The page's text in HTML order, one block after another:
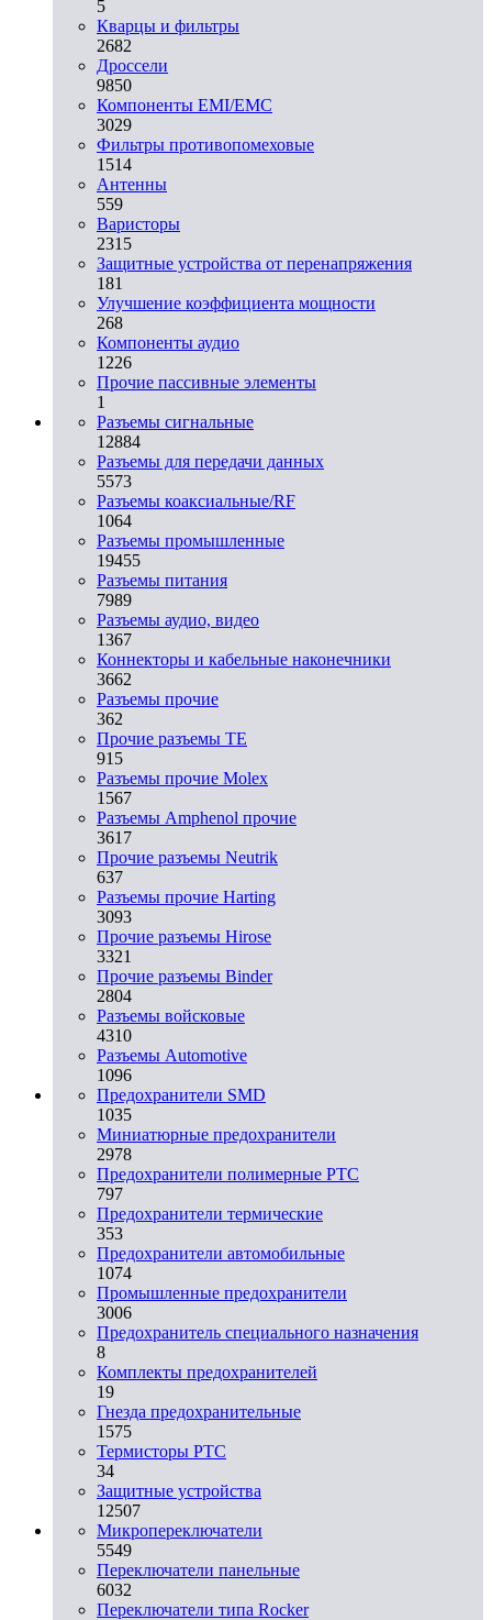
5
Кварцы и фильтры
2682
Дроссели
9850
Компоненты EMI/EMC
3029
Фильтры противопомеховые
1514
Антенны
559
Варисторы
2315
Защитные устройства от перенапряжения
181
Улучшение коэффициента мощности
268
Компоненты аудио
1226
Прочие пассивные элементы
1
Разъeмы сигнальные
12884
Разъeмы для передачи данных
5573
Разъeмы коаксиальные/RF
1064
Разъeмы промышленные
19455
Разъeмы питания
7989
Разъeмы аудио, видео
1367
Коннекторы и кабельные наконечники
3662
Разъeмы прочие
362
Прочие разъемы TE
915
Разъемы прочие Molex
1567
Разъемы Amphenol прочие
3617
Прочие разъемы Neutrik
637
Разъемы прочие Harting
3093
Прочие разъемы Hirose
3321
Прочие разъемы Binder
2804
Разъемы войсковые
4310
Разъeмы Automotive
1096
Предохранители SMD
1035
Миниатюрные предохранители
2978
Предохранители полимерные PTC
797
Предохранители термические
353
Предохранители автомобильные
1074
Промышленные предохранители
3006
Предохранитель специального назначения
8
Комплекты предохранителей
19
Гнезда предохранительные
1575
Термисторы PTC
34
Защитные устройства
12507
Микропереключатели
5549
Переключатели панельные
6032
Переключатели типа Rocker